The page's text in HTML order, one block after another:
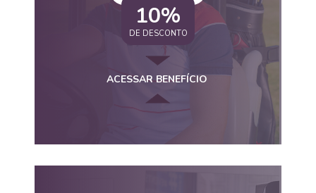
10%
DE DESCONTO
ACESSAR BENEFÍCIO